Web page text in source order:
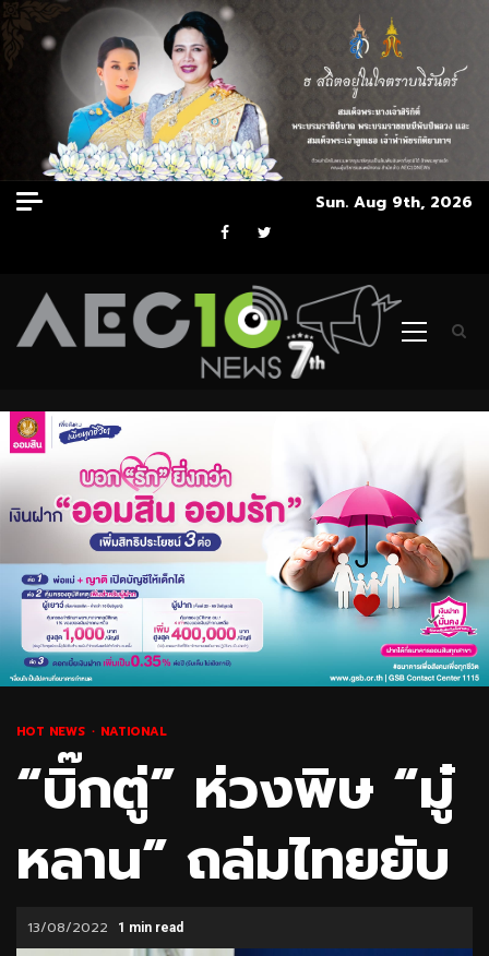
Skip
to
Sun. Aug 9th, 2026
Facebook
Twitter
Primary
HOT NEWS NATIONAL
“บิ๊กตู่” ห่วงพิษ “มู๋
หลาน” ถล่มไทยยับ
13/08/2022 1 min read